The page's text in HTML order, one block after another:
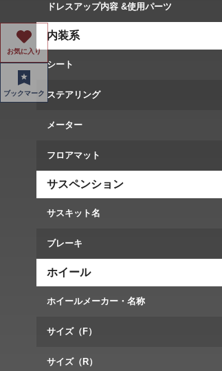
ドレスアップ内容 &使用パーツ
内装系
シート
ステアリング
メーター
フロアマット
サスペンション
サスキット名
ブレーキ
ホイール
ホイールメーカー・名称
サイズ（F）
サイズ（R）
お気に入り
ブックマーク